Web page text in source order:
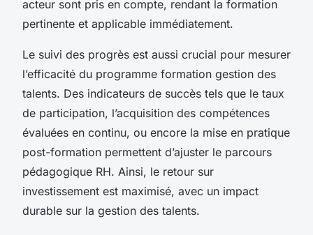
acteur sont pris en compte, rendant la formation
pertinente et applicable immédiatement.
Le suivi des progrès est aussi crucial pour mesurer
l’efficacité du programme formation gestion des
talents. Des indicateurs de succès tels que le taux
de participation, l’acquisition des compétences
évaluées en continu, ou encore la mise en pratique
post-formation permettent d’ajuster le parcours
pédagogique RH. Ainsi, le retour sur
investissement est maximisé, avec un impact
durable sur la gestion des talents.